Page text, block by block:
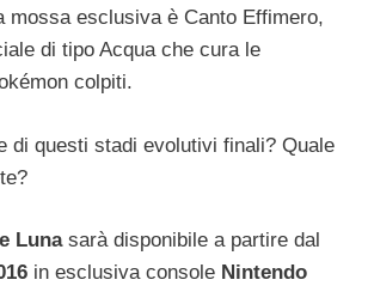
mossa esclusiva è Canto Effimero,
di tipo Acqua che cura le
colpiti.
di questi stadi evolutivi finali? Quale
Lunasarà disponibile a partire dal
in esclusiva console Nintendo